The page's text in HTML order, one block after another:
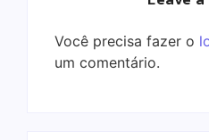
Você precisa fazer o
um comentário.